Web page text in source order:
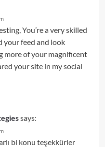
You’re a very skilled
your feed and look
more of your magnificent
your site in my social
says:
bi konu teşekkürler